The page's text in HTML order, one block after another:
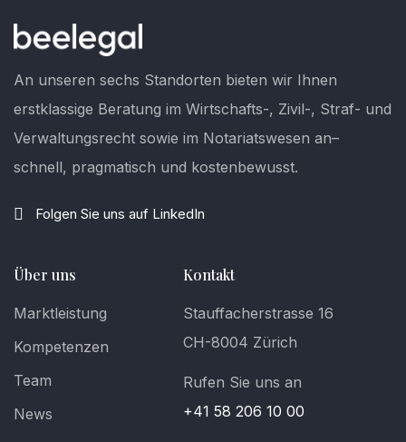
An unseren sechs Standorten bieten wir Ihnen
erstklassige Beratung im Wirtschafts-, Zivil-, Straf- und
Verwaltungsrecht sowie im Notariatswesen an–
schnell, pragmatisch und kostenbewusst.
Folgen Sie uns auf LinkedIn
Über uns
Marktleistung
Kompetenzen
Team
News
Kontakt
Stauffacherstrasse 16
CH-8004 Zürich
Rufen Sie uns an
+41 58 206 10 00